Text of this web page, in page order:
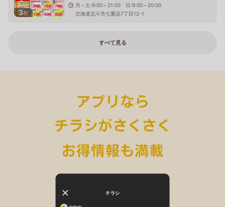
3枚
月～土:9:00～21:00 日:9:00～20:00
北海道北斗市七重浜7丁目12-1
すべて見る